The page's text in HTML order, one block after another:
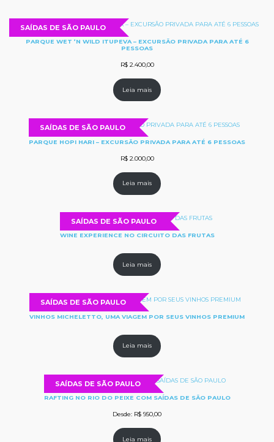
SAÍDAS DE SÃO PAULO
PARQUE WET ‘N WILD ITUPEVA – EXCURSÃO PRIVADA PARA ATÉ 6
PESSOAS
R$2.400,00
Leia mais
SAÍDAS DE SÃO PAULO
PARQUE HOPI HARI – EXCURSÃO PRIVADA PARA ATÉ 6 PESSOAS
R$2.000,00
Leia mais
SAÍDAS DE SÃO PAULO
WINE EXPERIENCE NO CIRCUITO DAS FRUTAS
Leia mais
SAÍDAS DE SÃO PAULO
VINHOS MICHELETTO, UMA VIAGEM POR SEUS VINHOS PREMIUM
Leia mais
SAÍDAS DE SÃO PAULO
RAFTING NO RIO DO PEIXE COM SAÍDAS DE SÃO PAULO
Desde: R$ 950,00
Leia mais